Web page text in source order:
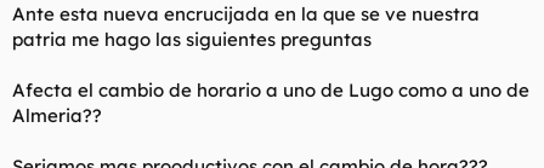
Ante esta nueva encrucijada en la que se ve nuestra
patria me hago las siguientes preguntas
Afecta el cambio de horario a uno de Lugo como a uno de
Almeria??